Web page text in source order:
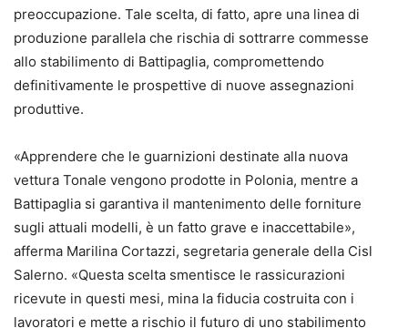
preoccupazione. Tale scelta, di fatto, apre una linea di
produzione parallela che rischia di sottrarre commesse
allo stabilimento di Battipaglia, compromettendo
definitivamente le prospettive di nuove assegnazioni
produttive.
«Apprendere che le guarnizioni destinate alla nuova
vettura Tonale vengono prodotte in Polonia, mentre a
Battipaglia si garantiva il mantenimento delle forniture
sugli attuali modelli, è un fatto grave e inaccettabile»,
afferma Marilina Cortazzi, segretaria generale della Cisl
Salerno. «Questa scelta smentisce le rassicurazioni
ricevute in questi mesi, mina la fiducia costruita con i
lavoratori e mette a rischio il futuro di uno stabilimento